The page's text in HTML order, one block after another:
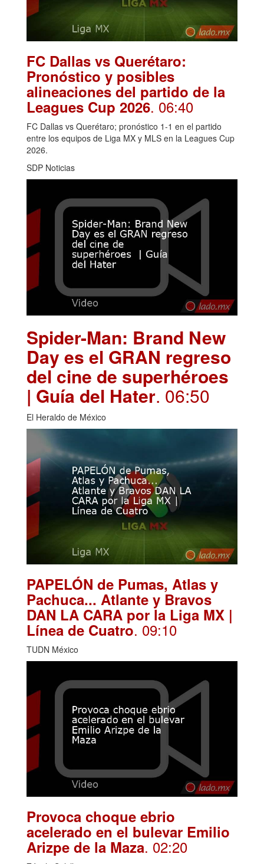
FC Dallas vs Querétaro:
Pronóstico y posibles
alineaciones del partido de la
Leagues Cup 2026. 06:40
FC Dallas vs Querétaro; pronóstico 1-1 en el partido
entre los equipos de Liga MX y MLS en la Leagues Cup
2026.
SDP Noticias
Spider-Man: Brand New
Day es el GRAN regreso
del cine de superhéroes
| Guía del Hater. 06:50
El Heraldo de México
PAPELÓN de Pumas, Atlas y
Pachuca... Atlante y Bravos
DAN LA CARA por la Liga MX |
Línea de Cuatro. 09:10
TUDN México
Provoca choque ebrio
acelerado en el bulevar Emilio
Arizpe de la Maza. 02:20